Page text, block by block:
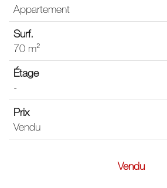
Appartement
70 m²
-
Vendu
Vendu